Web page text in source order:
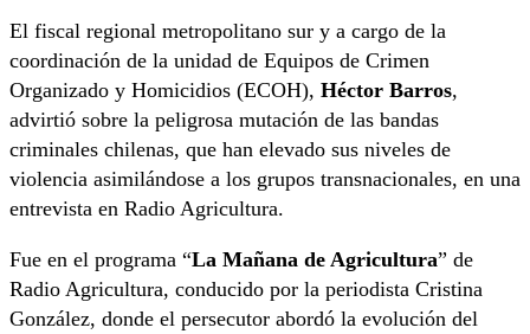
El fiscal regional metropolitano sur y a cargo de la
coordinación de la unidad de Equipos de Crimen
Organizado y Homicidios (ECOH), Héctor Barros,
advirtió sobre la peligrosa mutación de las bandas
criminales chilenas, que han elevado sus niveles de
violencia asimilándose a los grupos transnacionales, en una
entrevista en Radio Agricultura.
Fue en el programa “La Mañana de Agricultura” de
Radio Agricultura, conducido por la periodista Cristina
González, donde el persecutor abordó la evolución del